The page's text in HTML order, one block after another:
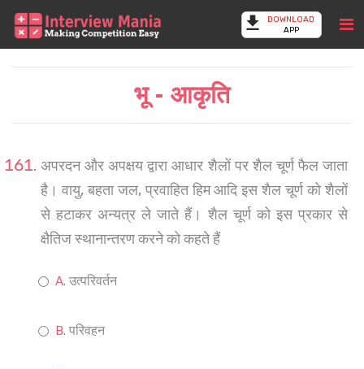
DOWNLOAD
APP
भू - आकृति
अपरदन और अपक्षय द्वारा आधार शैलों पर शैल चूर्ण फैल जाता
है। वायु, बहता जल, प्रवाहित हिम आदि इस शैल चूर्ण को शैलों
से हटाकर अन्यत्र ले जाते हैं। शैल चूर्ण को इस प्रकार से
क्षैतिज स्थानान्तरण करने को कहते हैं
उत्परिवर्तन
परिवहन